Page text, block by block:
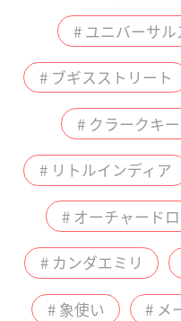
# ユニバーサ
# ブギスストリート
# クラークキー
# リトルインディア
# オーチャード
# カンダエミリ
# 象使い # メ